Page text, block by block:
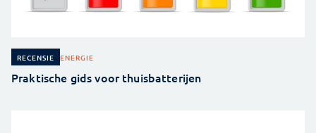
RECENSIE ENERGIE
Praktische gids voor thuisbatterijen